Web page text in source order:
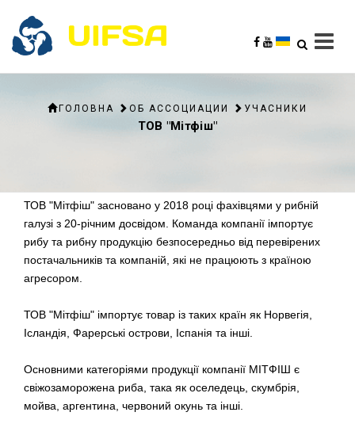
ГОЛОВНА ОБ АССОЦИАЦИИ УЧАСНИКИ
ТОВ "Мітфіш"
ТОВ "Мітфіш" засновано у 2018 році фахівцями у рибній
галузі з 20-річним досвідом. Команда компанії імпортує
рибу та рибну продукцію безпосередньо від перевірених
постачальників та компаній, які не працюють з країною
агресором.
ТОВ "Мітфіш" імпортує товар із таких країн як Норвегія,
Ісландія, Фарерські острови, Іспанія та інші.
Основними категоріями продукції компанії МІТФІШ є
свіжозаморожена риба, така як оселедець, скумбрія,
мойва, аргентина, червоний окунь та інші.